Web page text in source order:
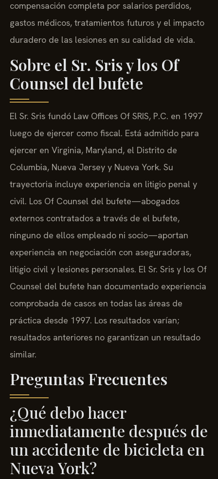
compensación completa por salarios perdidos,
gastos médicos, tratamientos futuros y el impacto
duradero de las lesiones en su calidad de vida.
Sobre el Sr. Sris y los Of
Counsel del bufete
El Sr. Sris fundó Law Offices Of SRIS, P.C. en 1997
luego de ejercer como fiscal. Está admitido para
ejercer en Virginia, Maryland, el Distrito de
Columbia, Nueva Jersey y Nueva York. Su
trayectoria incluye experiencia en litigio penal y
civil. Los Of Counsel del bufete—abogados
externos contratados a través de el bufete,
ninguno de ellos empleado ni socio—aportan
experiencia en negociación con aseguradoras,
litigio civil y lesiones personales. El Sr. Sris y los Of
Counsel del bufete han documentado experiencia
comprobada de casos en todas las áreas de
práctica desde 1997. Los resultados varían;
resultados anteriores no garantizan un resultado
similar.
Preguntas Frecuentes
¿Qué debo hacer
inmediatamente después de
un accidente de bicicleta en
Nueva York?